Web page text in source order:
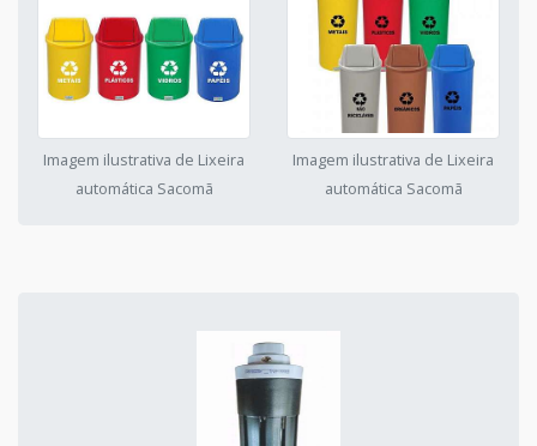
Imagem ilustrativa de Lixeira
automática Sacomã
Imagem ilustrativa de Lixeira
automática Sacomã